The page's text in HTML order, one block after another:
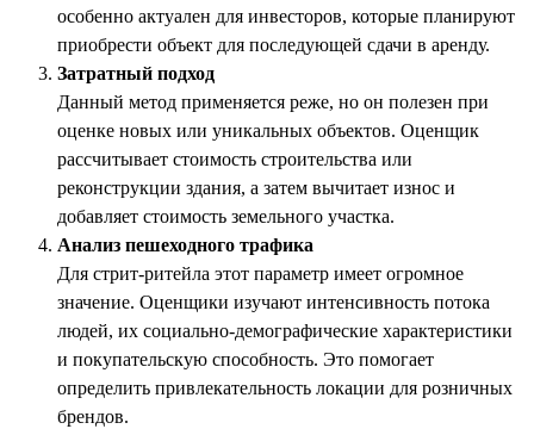
особенно актуален для инвесторов, которые планируют
приобрести объект для последующей сдачи в аренду.
Затратный подход
Данный метод применяется реже, но он полезен при
оценке новых или уникальных объектов. Оценщик
рассчитывает стоимость строительства или
реконструкции здания, а затем вычитает износ и
добавляет стоимость земельного участка.
Анализ пешеходного трафика
Для стрит-ритейла этот параметр имеет огромное
значение. Оценщики изучают интенсивность потока
людей, их социально-демографические характеристики
и покупательскую способность. Это помогает
определить привлекательность локации для розничных
брендов.